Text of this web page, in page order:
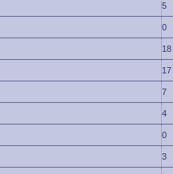
5
0
18
17
7
4
0
3